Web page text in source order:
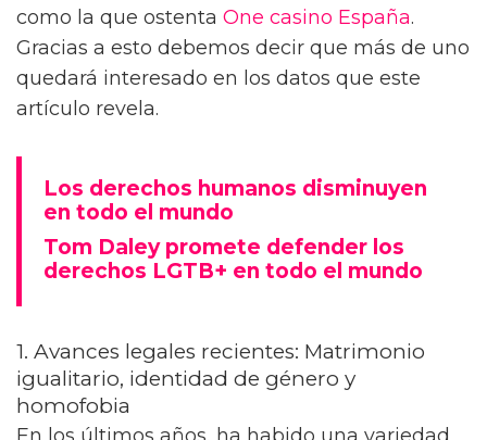
como la que ostenta One casino España.
Gracias a esto debemos decir que más de uno
quedará interesado en los datos que este
artículo revela.
Los derechos humanos disminuyen
en todo el mundo
Tom Daley promete defender los
derechos LGTB+ en todo el mundo
1. Avances legales recientes: Matrimonio
igualitario, identidad de género y
homofobia
En los últimos años, ha habido una variedad